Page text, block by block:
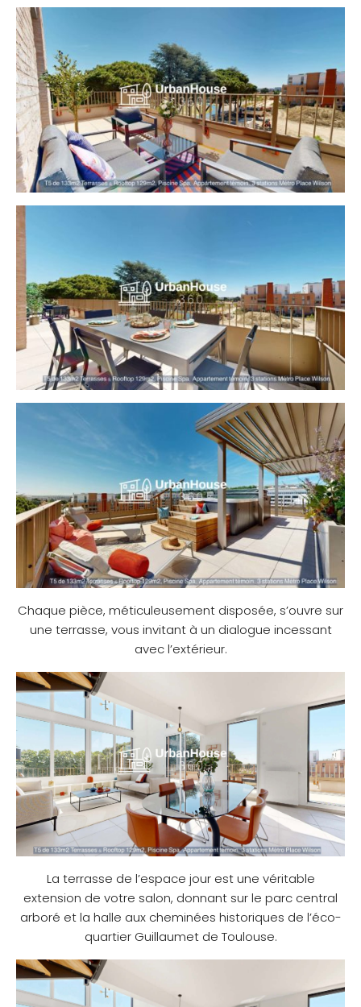
Chaque pièce, méticuleusement disposée, s’ouvre sur
une terrasse, vous invitant à un dialogue incessant
avec l’extérieur.
La terrasse de l’espace jour est une véritable
extension de votre salon, donnant sur le parc central
arboré et la halle aux cheminées historiques de l’éco-
quartier Guillaumet de Toulouse.